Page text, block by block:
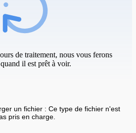
de traitement, nous vous ferons
il est prêt à voir.
un fichier : Ce type de fichier n'est
pris en charge.